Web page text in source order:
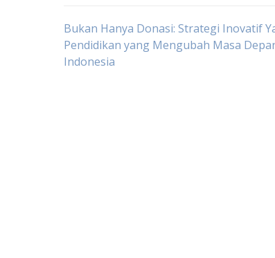
Navigasi
pos
Bukan Hanya Donasi: Strategi Inovatif
Pendidikan yang Mengubah Masa
Indonesia